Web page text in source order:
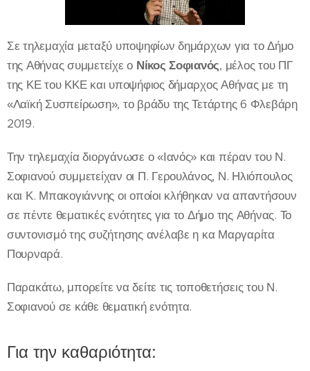
Σε τηλεμαχία μεταξύ υποψηφίων δημάρχων για το Δήμο
της Αθήνας συμμετείχε ο Νίκος Σοφιανός, μέλος του ΠΓ
της ΚΕ του ΚΚΕ και υποψήφιος δήμαρχος Αθήνας με τη
«Λαϊκή Συσπείρωση», το βράδυ της Τετάρτης 6 Φλεβάρη
2019.
Την τηλεμαχία διοργάνωσε ο «Ιανός» και πέραν του Ν.
Σοφιανού συμμετείχαν οι Π. Γερουλάνος, Ν. Ηλιόπουλος
και Κ. Μπακογιάννης οι οποίοι κλήθηκαν να απαντήσουν
σε πέντε θεματικές ενότητες για το Δήμο της Αθήνας. Το
συντονισμό της συζήτησης ανέλαβε η κα Μαργαρίτα
Πουρναρά.
Παρακάτω, μπορείτε να δείτε τις τοποθετήσεις του Ν.
Σοφιανού σε κάθε θεματική ενότητα.
Για την καθαριότητα: